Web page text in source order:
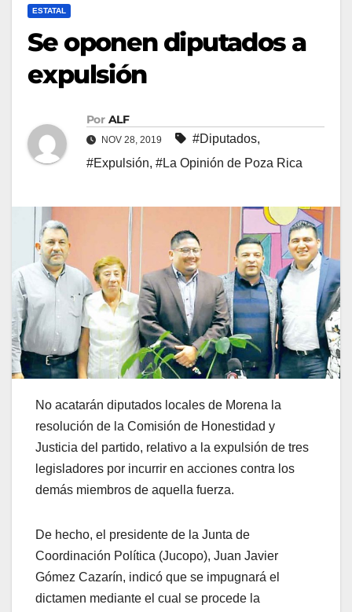
ESTATAL
Se oponen diputados a
expulsión
Por ALF
NOV 28, 2019 #Diputados,
#Expulsión, #La Opinión de Poza Rica
No acatarán diputados locales de Morena la
resolución de la Comisión de Honestidad y
Justicia del partido, relativo a la expulsión de tres
legisladores por incurrir en acciones contra los
demás miembros de aquella fuerza.
De hecho, el presidente de la Junta de
Coordinación Política (Jucopo), Juan Javier
Gómez Cazarín, indicó que se impugnará el
dictamen mediante el cual se procede la